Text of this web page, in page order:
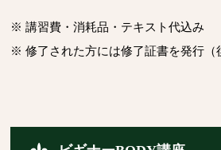
※ 講習費・消耗品・テキスト代込み
※ 修了された方には修了証書を発行（